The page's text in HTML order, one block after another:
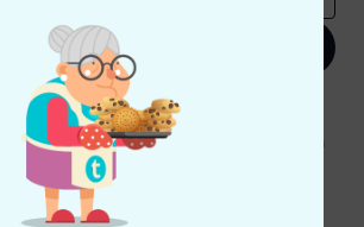
Jetzt anmelden
anmelden“ stimmen Sie dem Erhalt von E-Mail-
Messung des E-Mail-Nutzungsverhaltens zu. Die
möglich. Weitere Informationen finden Sie in
Datenschutzhinweisen
* Pflichtfeld